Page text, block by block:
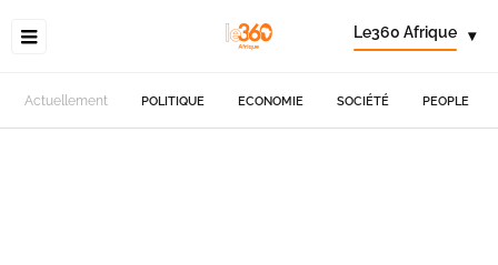
Le360 Afrique ▾
Actuellement POLITIQUE ECONOMIE SOCIÉTÉ PEOPLE